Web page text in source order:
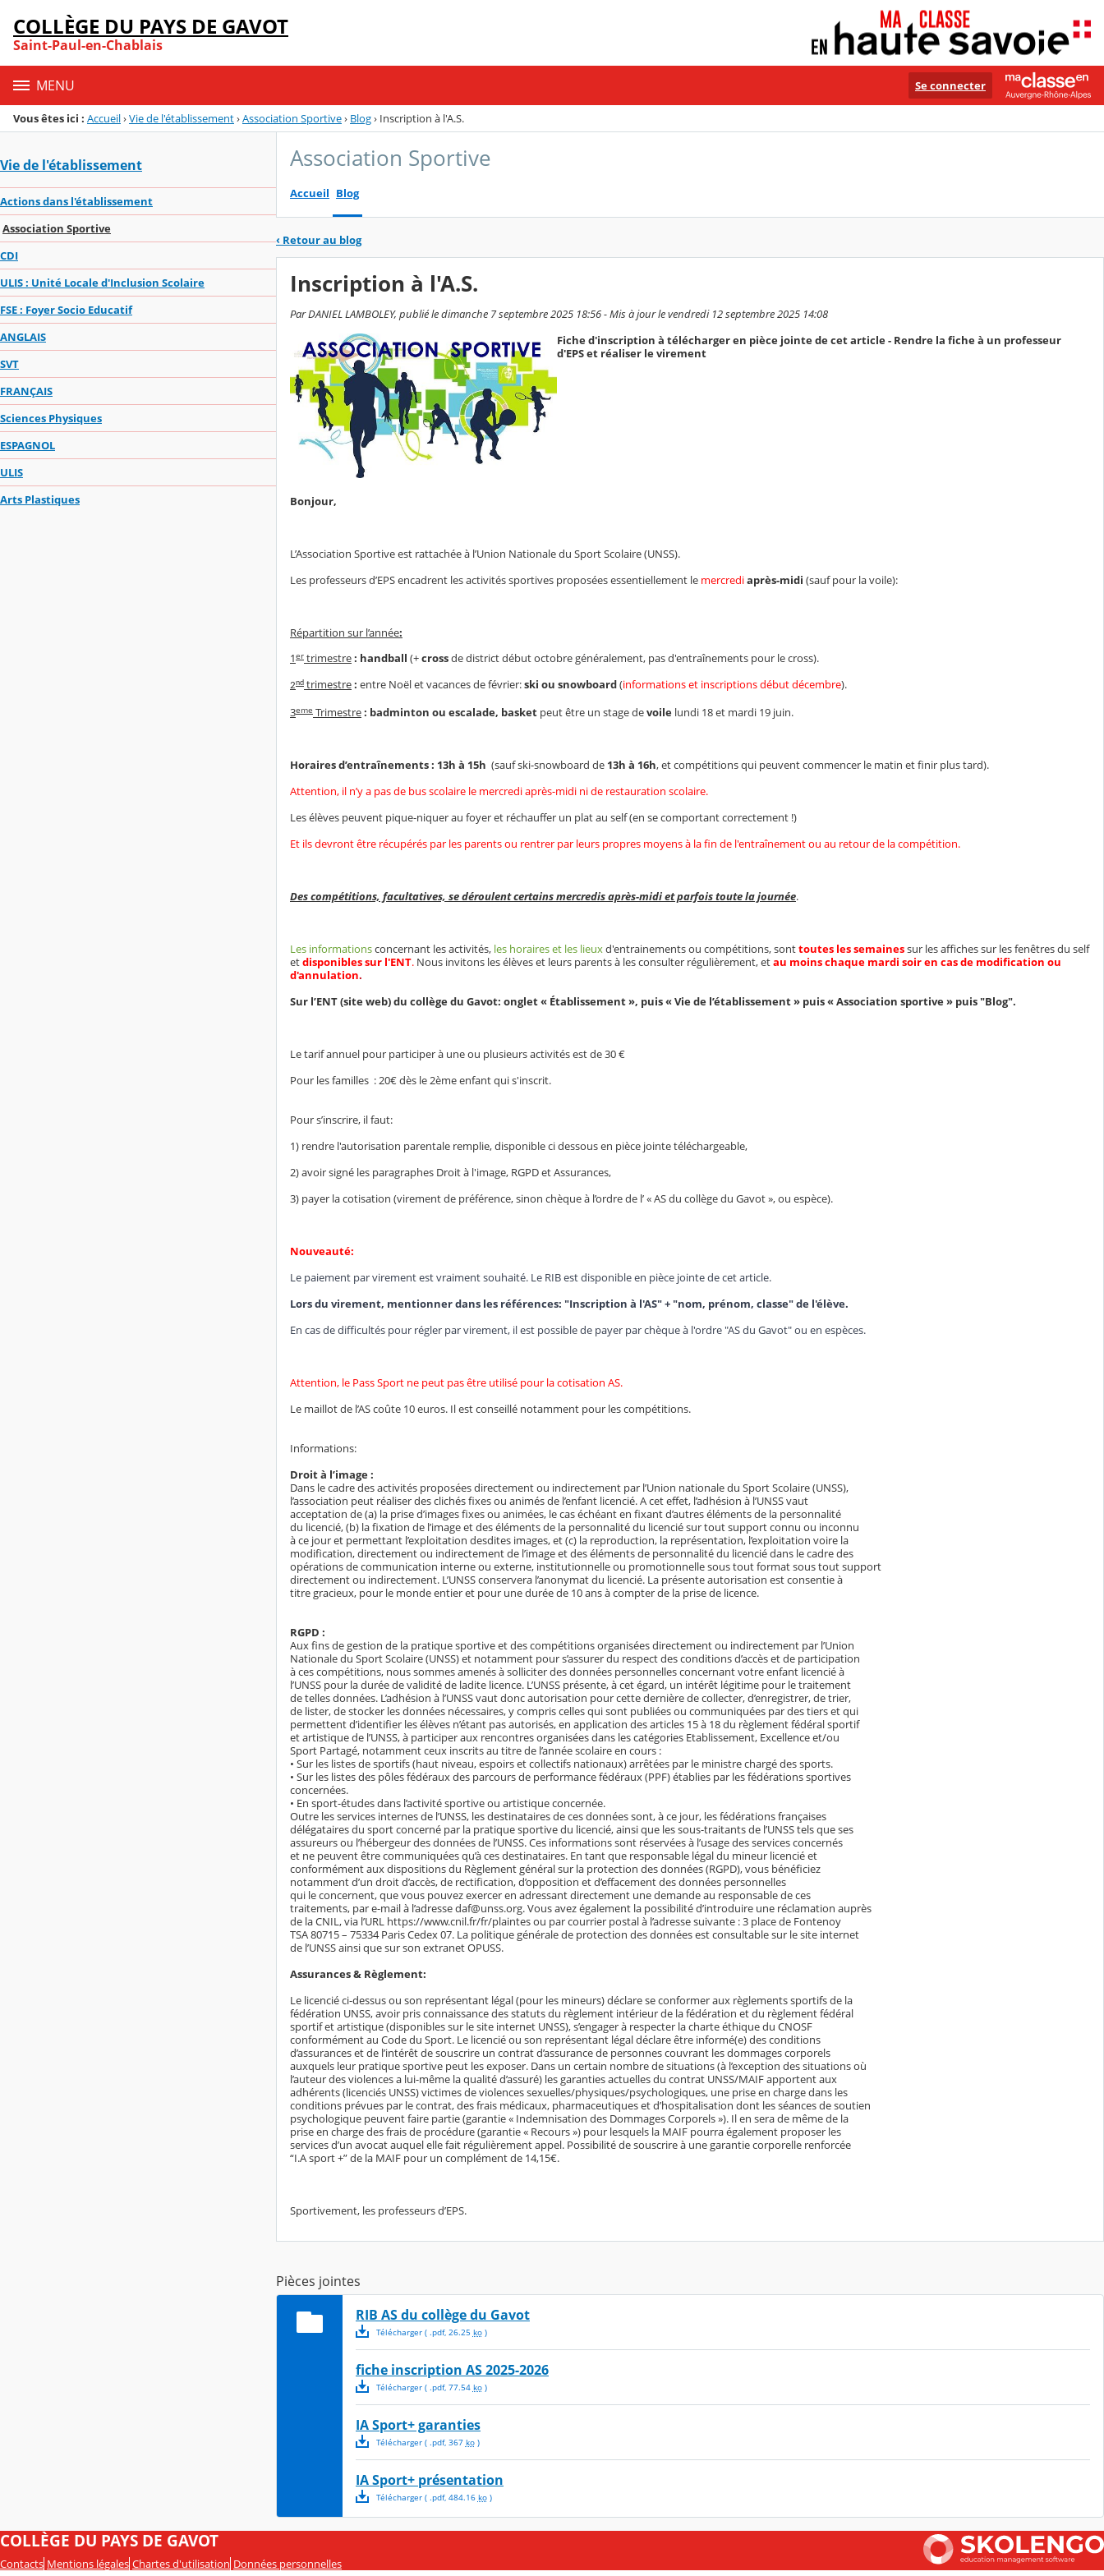
Menu de la rubrique
Contenu
COLLÈGE DU PAYS DE GAVOT
Saint-Paul-en-Chablais
MENU Se connecter
Vous êtes ici : Accueil›Vie de l'établissement›Association Sportive› Blog› Inscription à l'A.S.
Vie de l'établissement
Actions dans l'établissement
Association Sportive
CDI
ULIS : Unité Locale d'Inclusion Scolaire
FSE : Foyer Socio Educatif
ANGLAIS
SVT
FRANÇAIS
Sciences Physiques
ESPAGNOL
ULIS
Arts Plastiques
Association Sportive
Accueil Blog
‹ Retour au blog
Inscription à l'A.S.
Par DANIEL LAMBOLEY, publié le dimanche 7 septembre 2025 18:56 - Mis à jour le vendredi 12 septembre 2025 14:08
Fiche d'inscription à télécharger en pièce jointe de cet article - Rendre la fiche à un professeur
d'EPS et réaliser le virement
Bonjour,
L’Association Sportive est rattachée à l’Union Nationale du Sport Scolaire (UNSS).
Les professeurs d’EPS encadrent les activités sportives proposées essentiellement le mercrediaprès-midi (sauf pour la voile):
Répartition sur l’année:
1er trimestre: handball (+crossde district début octobre généralement, pas d'entraînements pour le cross).
2nd trimestre: entre Noël et vacances de février:ski ou snowboard(informations et inscriptions début décembre).
3eme Trimestre: badminton ou escalade, basket peut être un stage devoile lundi 18 et mardi 19 juin.
Horaires d’entraînements : 13h à 15h (sauf ski-snowboard de 13h à 16h, et compétitions qui peuvent commencer le matin et finir plus tard).
Attention, il n’y a pas de bus scolaire le mercredi après-midi ni de restauration scolaire.
Les élèves peuvent pique-niquer au foyer et réchauffer un plat au self (en se comportant correctement !)
Et ils devront être récupérés par les parents ou rentrer par leurs propres moyens à la fin de l'entraînement ou au retour de la compétition.
Des compétitions, facultatives, se déroulent certains mercredis après-midi et parfois toute la journée.
Les informationsconcernant les activités, les horaires et les lieuxd'entrainements ou compétitions, sonttoutes les semainessur les affiches sur les fenêtres du self
etdisponibles sur l'ENT. Nous invitons les élèves et leurs parents à les consulter régulièrement, etau moins chaque mardi soir en cas de modification ou
d'annulation.
Sur l’ENT (site web) du collège du Gavot: onglet « Établissement », puis « Vie de l’établissement » puis « Association sportive » puis "Blog".
Le tarif annuel pour participer à une ou plusieurs activités est de 30 €
Pour les familles : 20€ dès le 2ème enfant qui s'inscrit.
Pour s’inscrire, il faut:
1) rendre l'autorisation parentale remplie, disponible ci dessous en pièce jointe téléchargeable,
2) avoir signé les paragraphes Droit à l'image, RGPD et Assurances,
3) payer la cotisation (virement de préférence, sinon chèque à l’ordre de l’ « AS du collège du Gavot », ou espèce).
Nouveauté:
Le paiement par virement est vraiment souhaité. Le RIB est disponible en pièce jointe de cet article.
Lors du virement, mentionner dans les références: "Inscription à l'AS" + "nom, prénom, classe" de l'élève.
En cas de difficultés pour régler par virement, il est possible de payer par chèque à l'ordre "AS du Gavot" ou en espèces.
Attention, le Pass Sport ne peut pas être utilisé pour la cotisation AS.
Le maillot de l’AS coûte 10 euros. Il est conseillé notamment pour les compétitions.
Informations:
Droit à l’image :
Dans le cadre des activités proposées directement ou indirectement par l’Union nationale du Sport Scolaire (UNSS),
l’association peut réaliser des clichés fixes ou animés de l’enfant licencié. A cet effet, l’adhésion à l’UNSS vaut
acceptation de (a) la prise d’images fixes ou animées, le cas échéant en fixant d’autres éléments de la personnalité
du licencié, (b) la fixation de l’image et des éléments de la personnalité du licencié sur tout support connu ou inconnu
à ce jour et permettant l’exploitation desdites images, et (c) la reproduction, la représentation, l’exploitation voire la
modification, directement ou indirectement de l’image et des éléments de personnalité du licencié dans le cadre des
opérations de communication interne ou externe, institutionnelle ou promotionnelle sous tout format sous tout support
directement ou indirectement. L’UNSS conservera l’anonymat du licencié. La présente autorisation est consentie à
titre gracieux, pour le monde entier et pour une durée de 10 ans à compter de la prise de licence.
RGPD :
Aux fins de gestion de la pratique sportive et des compétitions organisées directement ou indirectement par l’Union
Nationale du Sport Scolaire (UNSS) et notamment pour s’assurer du respect des conditions d’accès et de participation
à ces compétitions, nous sommes amenés à solliciter des données personnelles concernant votre enfant licencié à
l’UNSS pour la durée de validité de ladite licence. L’UNSS présente, à cet égard, un intérêt légitime pour le traitement
de telles données. L’adhésion à l’UNSS vaut donc autorisation pour cette dernière de collecter, d’enregistrer, de trier,
de lister, de stocker les données nécessaires, y compris celles qui sont publiées ou communiquées par des tiers et qui
permettent d’identifier les élèves n’étant pas autorisés, en application des articles 15 à 18 du règlement fédéral sportif
et artistique de l’UNSS, à participer aux rencontres organisées dans les catégories Etablissement, Excellence et/ou
Sport Partagé, notamment ceux inscrits au titre de l’année scolaire en cours :
• Sur les listes de sportifs (haut niveau, espoirs et collectifs nationaux) arrêtées par le ministre chargé des sports.
• Sur les listes des pôles fédéraux des parcours de performance fédéraux (PPF) établies par les fédérations sportives
concernées.
• En sport-études dans l’activité sportive ou artistique concernée.
Outre les services internes de l’UNSS, les destinataires de ces données sont, à ce jour, les fédérations françaises
délégataires du sport concerné par la pratique sportive du licencié, ainsi que les sous-traitants de l’UNSS tels que ses
assureurs ou l’hébergeur des données de l’UNSS. Ces informations sont réservées à l’usage des services concernés
et ne peuvent être communiquées qu’à ces destinataires. En tant que responsable légal du mineur licencié et
conformément aux dispositions du Règlement général sur la protection des données (RGPD), vous bénéficiez
notamment d’un droit d’accès, de rectification, d’opposition et d’effacement des données personnelles
qui le concernent, que vous pouvez exercer en adressant directement une demande au responsable de ces
traitements, par e-mail à l’adresse daf@unss.org. Vous avez également la possibilité d’introduire une réclamation auprès
de la CNIL, via l’URL https://www.cnil.fr/fr/plaintes ou par courrier postal à l’adresse suivante : 3 place de Fontenoy
TSA 80715 – 75334 Paris Cedex 07. La politique générale de protection des données est consultable sur le site internet
de l’UNSS ainsi que sur son extranet OPUSS.
Assurances & Règlement:
Le licencié ci-dessus ou son représentant légal (pour les mineurs) déclare se conformer aux règlements sportifs de la
fédération UNSS, avoir pris connaissance des statuts du règlement intérieur de la fédération et du règlement fédéral
sportif et artistique (disponibles sur le site internet UNSS), s’engager à respecter la charte éthique du CNOSF
conformément au Code du Sport. Le licencié ou son représentant légal déclare être informé(e) des conditions
d’assurances et de l’intérêt de souscrire un contrat d’assurance de personnes couvrant les dommages corporels
auxquels leur pratique sportive peut les exposer. Dans un certain nombre de situations (à l’exception des situations où
l’auteur des violences a lui-même la qualité d’assuré) les garanties actuelles du contrat UNSS/MAIF apportent aux
adhérents (licenciés UNSS) victimes de violences sexuelles/physiques/psychologiques, une prise en charge dans les
conditions prévues par le contrat, des frais médicaux, pharmaceutiques et d’hospitalisation dont les séances de soutien
psychologique peuvent faire partie (garantie « Indemnisation des Dommages Corporels »). Il en sera de même de la
prise en charge des frais de procédure (garantie « Recours ») pour lesquels la MAIF pourra également proposer les
services d’un avocat auquel elle fait régulièrement appel. Possibilité de souscrire à une garantie corporelle renforcée
“I.A sport +” de la MAIF pour un complément de 14,15€.
Sportivement, les professeurs d’EPS.
Pièces jointes
RIB AS du collège du Gavot
Télécharger( .pdf, 26.25 ko)
fiche inscription AS 2025-2026
Télécharger( .pdf, 77.54 ko)
IA Sport+ garanties
Télécharger( .pdf, 367 ko)
IA Sport+ présentation
Télécharger( .pdf, 484.16 ko)
COLLÈGE DU PAYS DE GAVOT
Contacts Mentions légales Chartes d'utilisation Données personnelles